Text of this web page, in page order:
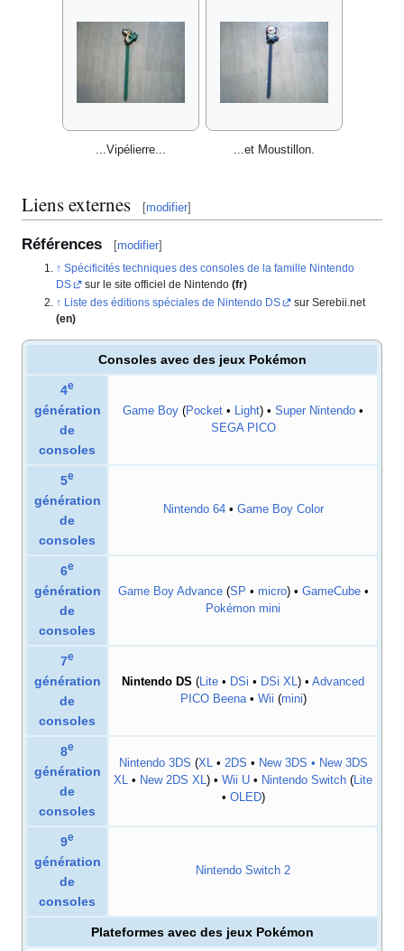
...Vipélierre... ...et Moustillon.
Liens externes [modifier]
Références [modifier]
Spécificités techniques des consoles de la famille Nintendo
DS
sur le site officiel de Nintendo (fr)
Liste des éditions spéciales de Nintendo DS
sur Serebii.net
(en)
Consoles avec des jeux Pokémon
4e
génération
de
consoles
Game Boy (Pocket • Light) • Super Nintendo •
SEGA PICO
5e
génération
de
consoles
Nintendo 64• Game Boy Color
6e
génération
de
consoles
Game Boy Advance(SP • micro) • GameCube•
Pokémon mini
7e
génération
de
consoles
Nintendo DS ( Lite • DSi • DSi XL ) • Advanced
PICO Beena• Wii (mini)
8e
génération
de
consoles
Nintendo 3DS (XL • 2DS • New 3DS • New 3DS
XL
• New 2DS XL ) • Wii U • Nintendo Switch ( Lite
• OLED)
9e
génération
de
consoles
Nintendo Switch 2
Plateformes avec des jeux Pokémon